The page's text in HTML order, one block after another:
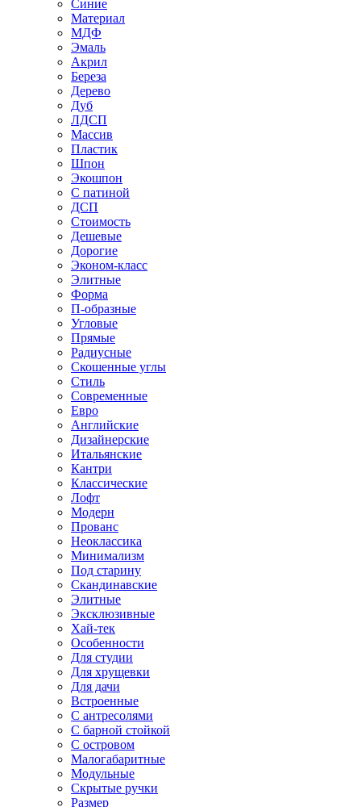
Синие
Материал
МДФ
Эмаль
Акрил
Береза
Дерево
Дуб
ЛДСП
Массив
Пластик
Шпон
Экошпон
С патиной
ДСП
Стоимость
Дешевые
Дорогие
Эконом-класс
Элитные
Форма
П-образные
Угловые
Прямые
Радиусные
Скошенные углы
Стиль
Современные
Евро
Английские
Дизайнерские
Итальянские
Кантри
Классические
Лофт
Модерн
Прованс
Неоклассика
Минимализм
Под старину
Скандинавские
Элитные
Эксклюзивные
Хай-тек
Особенности
Для студии
Для хрущевки
Для дачи
Встроенные
С антресолями
С барной стойкой
С островом
Малогабаритные
Модульные
Скрытые ручки
Размер